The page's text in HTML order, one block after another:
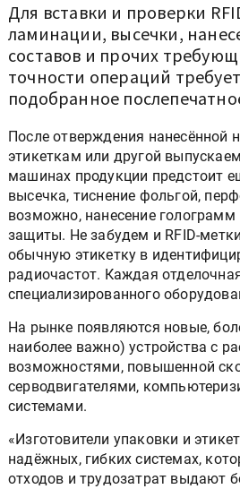
Для вставки и проверки
ламинации, высечки,
составов и прочих
точности операций
подобранное
После отверждения нанесённой
этикеткам или другой
машинах продукции предстоит
высечка, тиснение фольгой,
возможно, нанесение голограмм
защиты. Не забудем и RFID-
обычную этикетку в
радиочастот. Каждая
специализированного
На рынке появляются новые,
наиболее важно) устройства с
возможностями, повышенной
серводвигателями,
системами.
«Изготовители упаковки и
надёжных, гибких системах,
отходов и трудозатрат выдают